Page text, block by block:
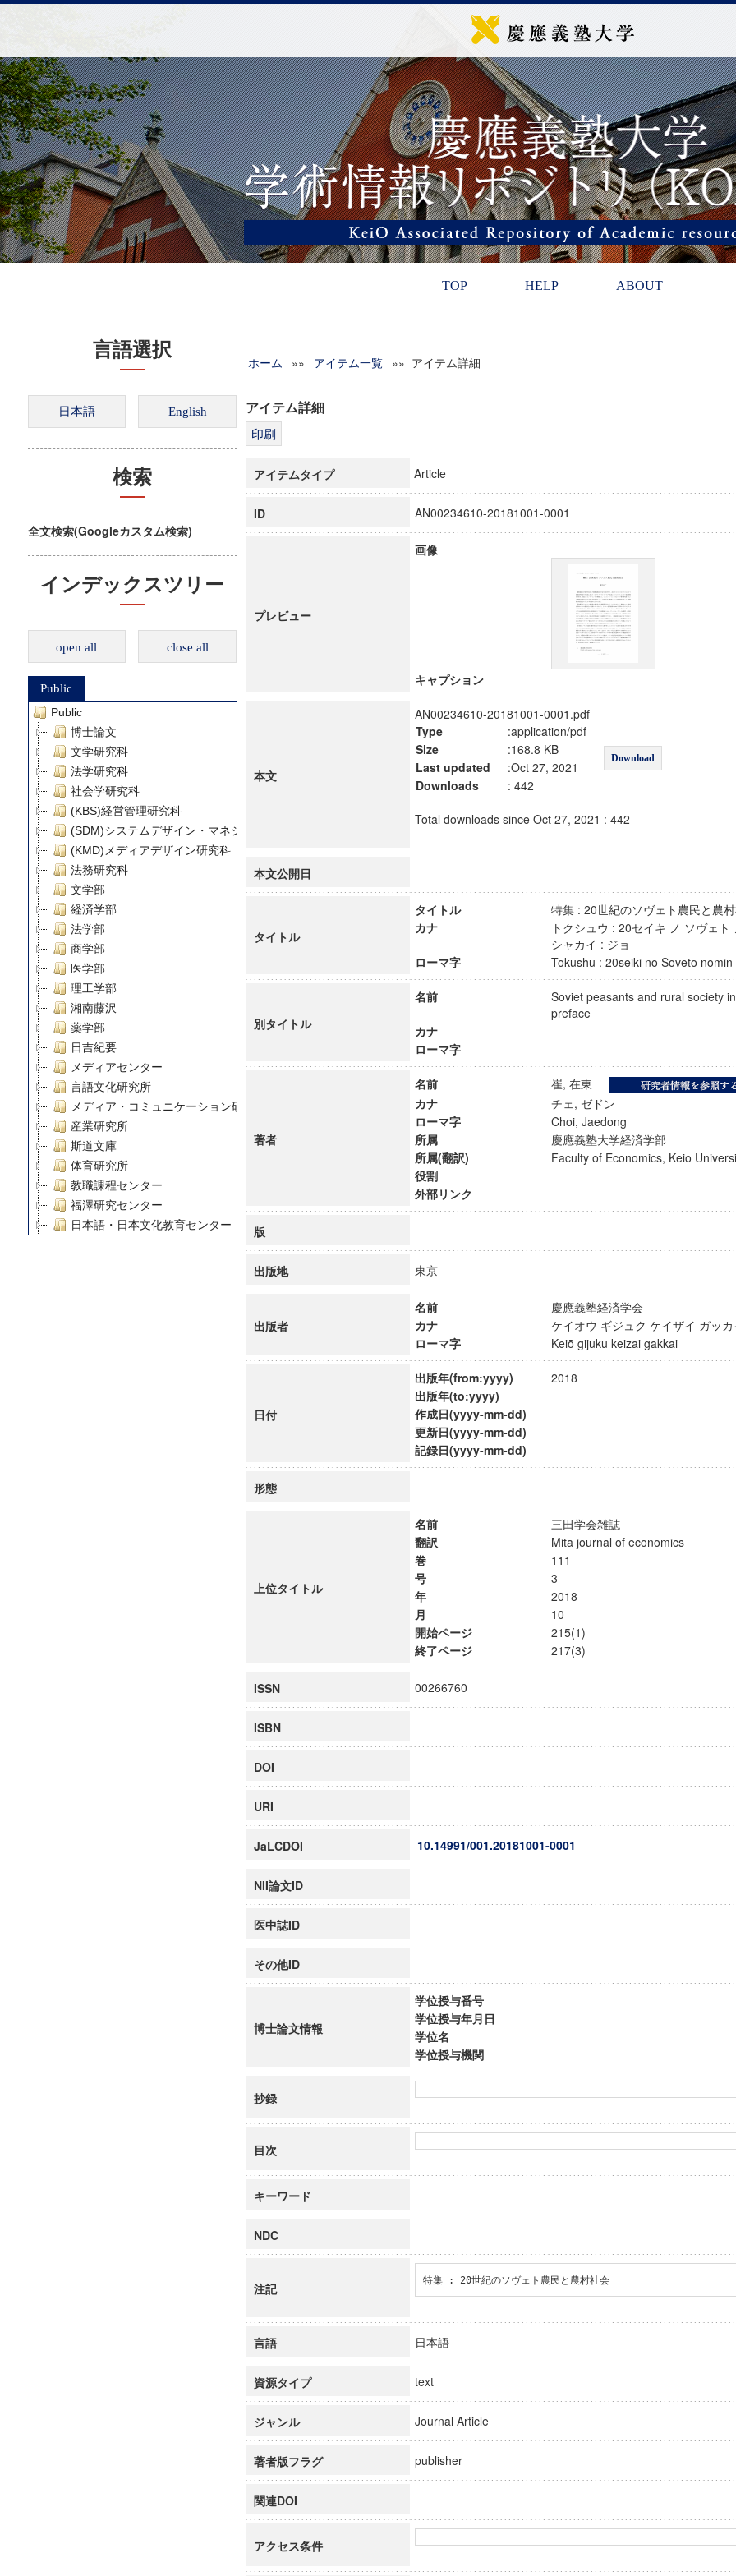
TOP HELP ABOUT
言語選択
検索
全文検索(Googleカスタム検索)
インデックスツリー
open all close all
Public
Public
博士論文
文学研究科
法学研究科
社会学研究科
(KBS)経営管理研究科
(SDM)システムデザイン・マネジメント研究科
(KMD)メディアデザイン研究科
法務研究科
文学部
経済学部
法学部
商学部
医学部
理工学部
湘南藤沢
薬学部
日吉紀要
メディアセンター
言語文化研究所
メディア・コミュニケーション研究所
産業研究所
斯道文庫
体育研究所
教職課程センター
福澤研究センター
日本語・日本文化教育センター
慶應義塾大学グローバルCOEプログラム市民社会ガバナンス教育研究センター
慶應義塾大学グローバルCOEプログラム論理と感性の先端的教育研究拠点
博士課程教育リーディングプログラム「超成熟社会発展のサイエンス」
ホーム »» アイテム一覧 »» アイテム詳細
アイテム詳細
アイテムタイプ Article
ID AN00234610-20181001-0001
プレビュー
画像
キャプション
本文
AN00234610-20181001-0001.pdf
Type
:application/pdf
Download
Size
:168.8 KB
Last updated
:Oct 27, 2021
Downloads
: 442
Total downloads since Oct 27, 2021 : 442
本文公開日
タイトル
タイトル
特集 : 20世紀のソヴェト農民と農
カナ
トクシュウ : 20セイキ ノ ソヴェ
シャカイ : ジョ
ローマ字
Tokushū : 20seiki no Soveto
別タイトル
名前
Soviet peasants and rural society
preface
カナ
ローマ字
著者
名前
崔, 在東
カナ
チェ, ゼドン
ローマ字
Choi, Jaedong
所属
慶應義塾大学経済学部
所属(翻訳)
Faculty of Economics, Keio
役割
外部リンク
版
出版地 東京
出版者
名前
慶應義塾経済学会
カナ
ケイオウ ギジュク ケイザイ ガッ
ローマ字
Keiō gijuku keizai gakkai
日付
出版年(from:yyyy)
2018
出版年(to:yyyy)
作成日(yyyy-mm-dd)
更新日(yyyy-mm-dd)
記録日(yyyy-mm-dd)
形態
上位タイトル
名前
三田学会雑誌
翻訳
Mita journal of economics
巻
111
号
3
年
2018
月
10
開始ページ
215(1)
終了ページ
217(3)
ISSN 00266760
ISBN
DOI
URI
JaLCDOI 10.14991/001.20181001-0001
NII論文ID
医中誌ID
その他ID
博士論文情報
学位授与番号
学位授与年月日
学位名
学位授与機関
抄録
目次
キーワード
NDC
注記
特集 : 20世紀のソヴェト農民と農村社会
言語 日本語
資源タイプ text
ジャンル Journal Article
著者版フラグ publisher
関連DOI
アクセス条件